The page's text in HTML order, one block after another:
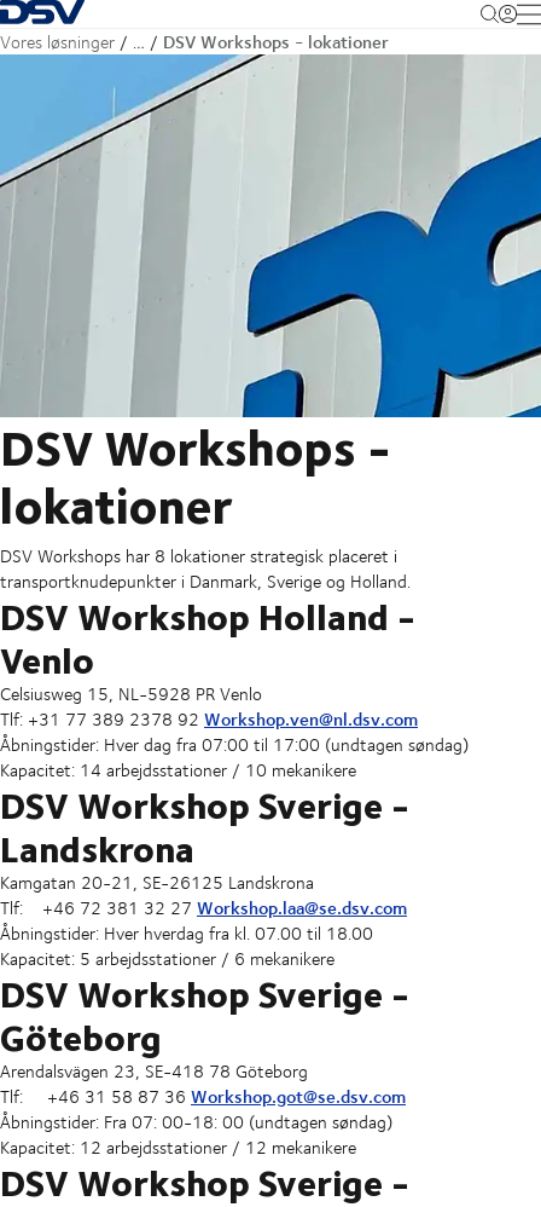
Tilbage til forsiden
Vores løsninger … DSV Workshops - lokationer
DSV Workshops -
lokationer
DSV Workshops har 8 lokationer strategisk placeret i
transportknudepunkter i Danmark, Sverige og Holland.
DSV Workshop Holland -
Venlo
Celsiusweg 15, NL-5928 PR Venlo
Tlf: +31 77 389 2378 92 Workshop.ven@nl.dsv.com
Åbningstider: Hver dag fra 07:00 til 17:00 (undtagen søndag)
Kapacitet: 14 arbejdsstationer / 10 mekanikere
DSV Workshop Sverige -
Landskrona
Kamgatan 20-21, SE-26125 Landskrona
Tlf: +46 72 381 32 27 Workshop.laa@se.dsv.com
Åbningstider: Hver hverdag fra kl. 07.00 til 18.00
Kapacitet: 5 arbejdsstationer / 6 mekanikere
DSV Workshop Sverige -
Göteborg
Arendalsvägen 23, SE-418 78 Göteborg
Tlf: +46 31 58 87 36 Workshop.got@se.dsv.com
Åbningstider: Fra 07: 00-18: 00 (undtagen søndag)
Kapacitet: 12 arbejdsstationer / 12 mekanikere
DSV Workshop Sverige -